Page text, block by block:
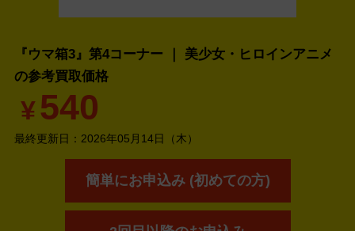
『ウマ箱3』第4コーナー ｜ 美少女・ヒロインアニメ
の参考買取価格
¥540
最終更新日： 2026年05月14日（木）
簡単にお申込み (初めての方)